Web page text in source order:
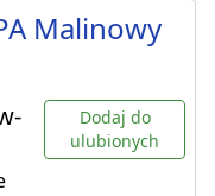
Malinowy
Dodaj do
ulubionych